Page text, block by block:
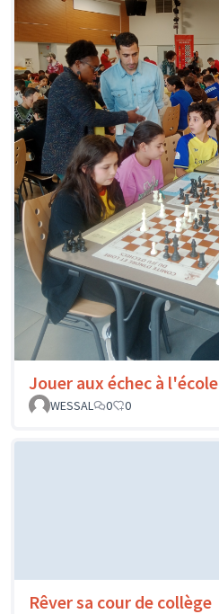
Jouer aux échec à l'école
WESSAL
0 0
Rêver sa cour de collège